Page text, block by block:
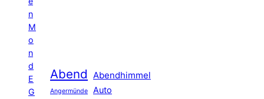
n
M
o
n
d
E
G
Abend Abendhimmel
Angermünde Auto